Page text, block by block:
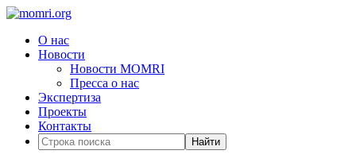
О нас
Новости
Новости MOMRI
Пресса о нас
Экспертиза
Проекты
Контакты
Найти